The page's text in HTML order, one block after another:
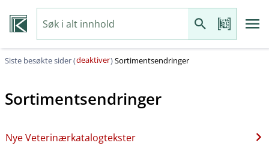
Siste besøkte sider (deaktiver)Sortimentsendringer
Sortimentsendringer
Nye Veterinærkatalogtekster